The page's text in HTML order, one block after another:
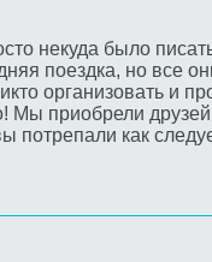
некуда было
поездка, но все
организовать и
Мы приобрели
потрепали как